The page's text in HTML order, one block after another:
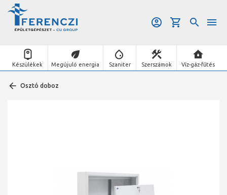
Készülékek Megújuló energia Szaniter Szerszámok Víz-gáz-fűtés
Osztó doboz